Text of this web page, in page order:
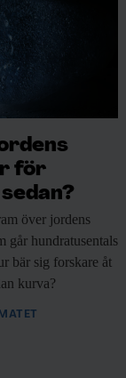
för
över jordens
går hundratusentals
bär sig forskare åt
kurva?